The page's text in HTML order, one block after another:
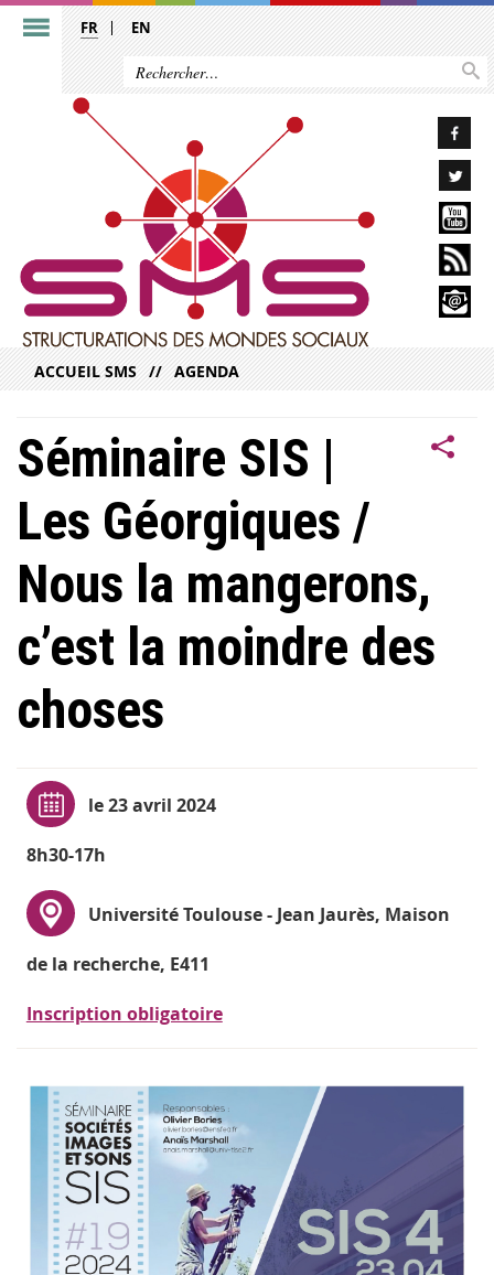
FR EN
ACCUEIL SMS AGENDA
Séminaire SIS |
Les Géorgiques /
Nous la mangerons,
c’est la moindre des
choses
le 23 avril 2024
8h30-17h
Université Toulouse - Jean Jaurès, Maison
de la recherche, E411
Inscription obligatoire